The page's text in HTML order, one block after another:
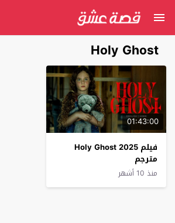
Holy Ghost
01:43:00
فيلم Holy Ghost 2025
مترجم
منذ 10 أشهر